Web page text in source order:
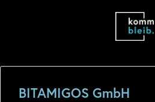
BITAMIGOS GmbH